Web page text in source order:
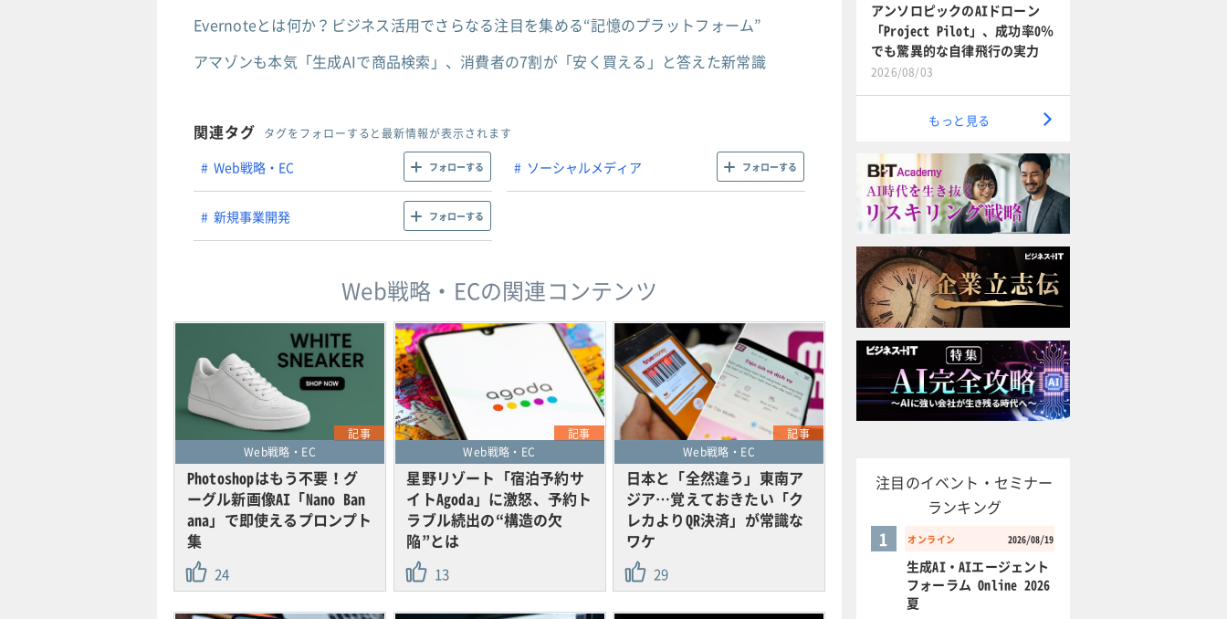
Evernoteとは何か？ビジネス活用でさらなる注目を集める“記憶のプラットフォーム”
アマゾンも本気「生成AIで商品検索」、消費者の7割が「安く買える」と答えた新常識
関連タグ タグをフォローすると最新情報が表示されます
Web戦略・EC フォローする ソーシャルメディア フォローする
新規事業開発 フォローする
Web戦略・ECの関連コンテンツ
記事
Web戦略・EC
Photoshopはもう不要！グ
ーグル新画像AI「Nano Ban
ana」で即使えるプロンプト
集
24
記事
Web戦略・EC
星野リゾート「宿泊予約サ
イトAgoda」に激怒、予約ト
ラブル続出の“構造の欠
陥”とは
13
記事
Web戦略・EC
日本と「全然違う」東南ア
ジア…覚えておきたい「ク
レカよりQR決済」が常識な
ワケ
29
アンソロピックのAIドローン
「Project Pilot」、成功率0％
でも驚異的な自律飛行の実力
2026/08/03
もっと見る
注目のイベント・セミナー
ランキング
オンライン 2026/08/19
1
生成AI・AIエージェント
フォーラム Online 2026
夏